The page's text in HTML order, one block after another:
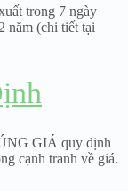
trong 7 ngày
năm (chi tiết tại
GIÁ quy định
cạnh tranh về giá.